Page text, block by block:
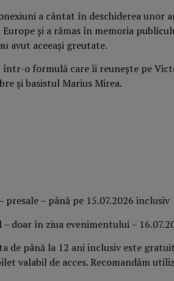
a cântat în deschiderea unor
Europe și a rămas în memoria
avut aceeași greutate.
o formulă care îi reunește pe
și basistul Marius Mirea.
presale – până pe 15.07.2026 inclusiv
– doar în ziua evenimentului –
de până la 12 ani inclusiv este
valabil de acces. Recomandăm